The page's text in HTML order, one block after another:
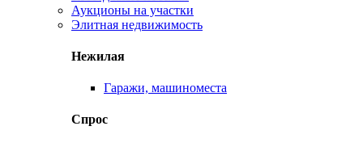
Аукционы на участки
Элитная недвижимость
Нежилая
Гаражи, машиноместа
Спрос